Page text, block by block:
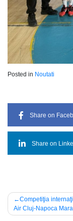
Posted in Noutati
Share on
Share on
Navigare
în
Competiţia
Air Cluj-Napoca